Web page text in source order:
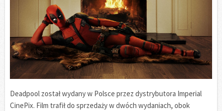
Deadpool został wydany w Polsce przez dystrybutora Imperial
CinePix. Film trafił do sprzedaży w dwóch wydaniach, obok